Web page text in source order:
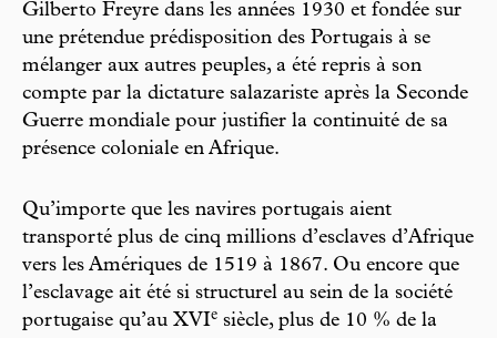
Gilberto Freyre dans les années 1930 et fondée sur
une prétendue prédisposition des Portugais à se
mélanger aux autres peuples, a été repris à son
compte par la dictature salazariste après la Seconde
Guerre mondiale pour justifier la continuité de sa
présence coloniale en Afrique.
Qu’importe que les navires portugais aient
transporté plus de cinq millions d’esclaves d’Afrique
vers les Amériques de 1519 à 1867. Ou encore que
l’esclavage ait été si structurel au sein de la société
portugaise qu’au XVIe siècle, plus de 10 % de la